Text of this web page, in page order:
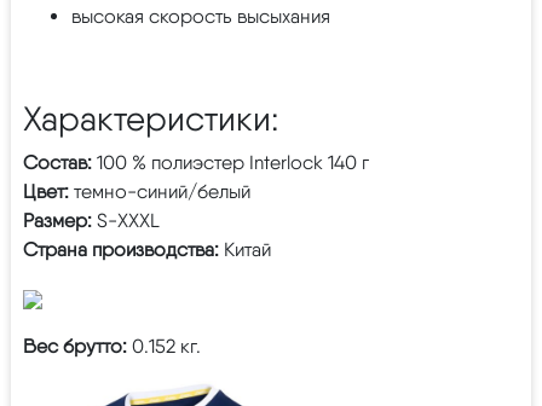
высокая скорость высыхания
Характеристики:
Состав: 100 % полиэстер Interlock 140 г
Цвет: темно-синий/белый
Размер: S-XXXL
Страна производства: Китай
Вес брутто: 0.152 кг.